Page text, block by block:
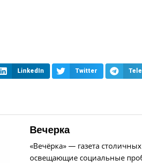
LinkedIn Twitter
Вечерка
«Вечёрка» — газета
освещающие социальные